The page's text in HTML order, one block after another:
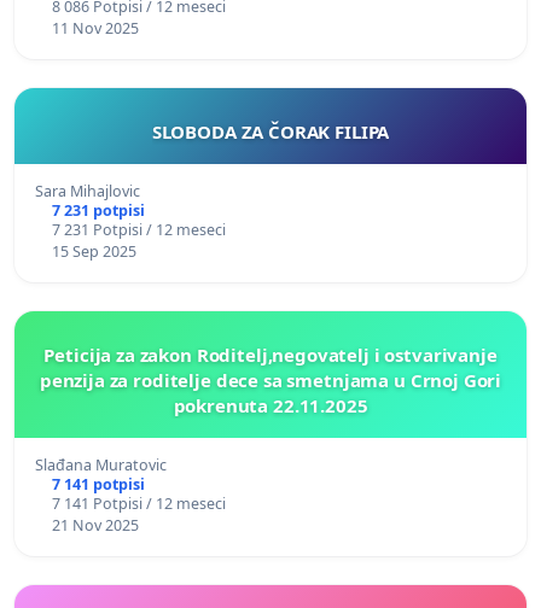
8 086 Potpisi / 12 meseci
11 Nov 2025
SLOBODA ZA ČORAK FILIPA
Sara Mihajlovic
7 231 potpisi
7 231 Potpisi / 12 meseci
15 Sep 2025
Peticija za zakon Roditelj,negovatelj i ostvarivanje
penzija za roditelje dece sa smetnjama u Crnoj Gori
pokrenuta 22.11.2025
Slađana Muratovic
7 141 potpisi
7 141 Potpisi / 12 meseci
21 Nov 2025